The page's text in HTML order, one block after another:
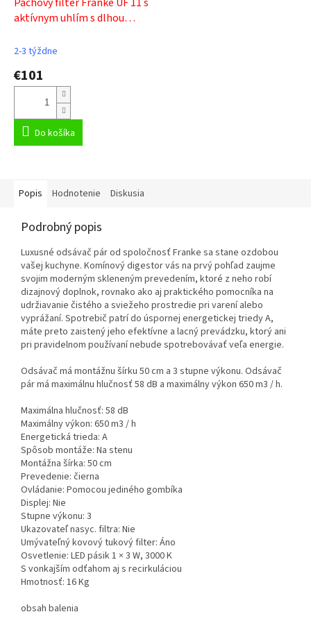
aktívnym uhlím s dlhou
2-3 týždne
€101
Do košíka
Popis Hodnotenie Diskusia
Podrobný popis
Luxusné odsávač pár od spoločnosť Franke sa stane ozdobou
vašej kuchyne. Komínový digestor vás na prvý pohľad zaujme
svojim moderným skleneným prevedením, ktoré z neho robí
dizajnový doplnok, rovnako ako aj praktického pomocníka na
udržiavanie čistého a sviežeho prostredie pri varení alebo
vyprážaní. Spotrebič patrí do úspornej energetickej triedy A,
máte preto zaistený jeho efektívne a lacný prevádzku, ktorý ani
pri pravidelnom používaní nebude spotrebovávať veľa energie.
Odsávač má montážnu šírku 50 cm a 3 stupne výkonu. Odsávač
pár má maximálnu hlučnosť 58 dB a maximálny výkon 650 m3 / h.
Maximálna hlučnosť: 58 dB
Maximálny výkon: 650 m3 / h
Energetická trieda: A
Spôsob montáže: Na stenu
Montážna šírka: 50 cm
Prevedenie: čierna
Ovládanie: Pomocou jediného gombíka
Displej: Nie
Stupne výkonu: 3
Ukazovateľ nasyc. filtra: Nie
Umývateľný kovový tukový filter: Áno
Osvetlenie: LED pásik 1 × 3 W, 3000 K
S vonkajším odťahom aj s recirkuláciou
Hmotnosť: 16 Kg
obsah balenia